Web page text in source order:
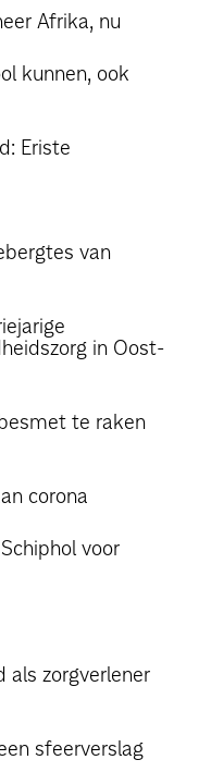
Afrika, nu
kunnen, ook
Eriste
van
in Oost-
te raken
corona
voor
als zorgverlener
sfeerverslag